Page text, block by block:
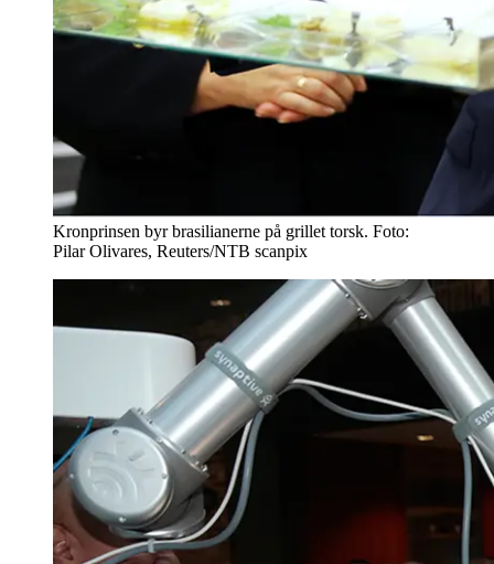
Kronprinsen byr brasilianerne på grillet torsk. Foto:
Pilar Olivares, Reuters/NTB scanpix